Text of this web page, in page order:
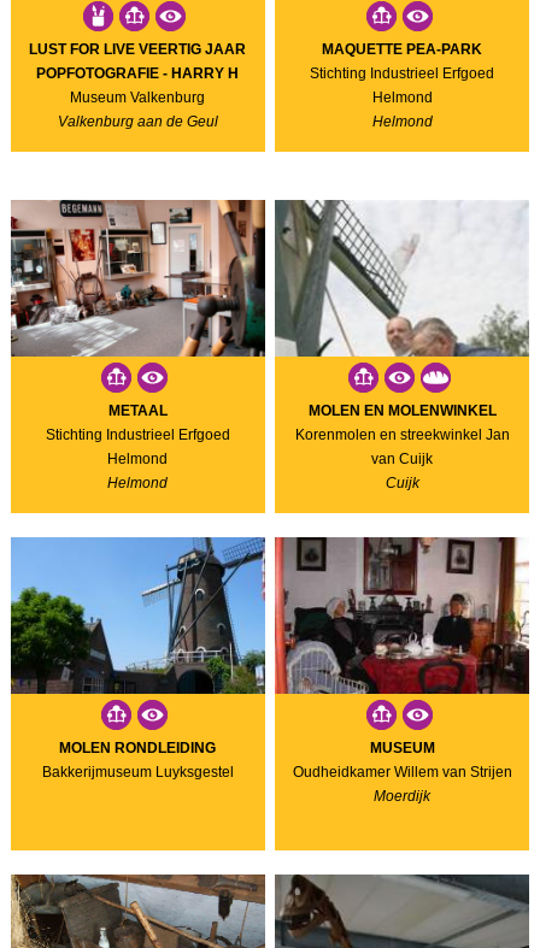
LUST FOR LIVE VEERTIG JAAR
POPFOTOGRAFIE - HARRY H
Museum Valkenburg
Valkenburg aan de Geul
MAQUETTE PEA-PARK
Stichting Industrieel Erfgoed
Helmond
Helmond
METAAL
Stichting Industrieel Erfgoed
Helmond
Helmond
MOLEN EN MOLENWINKEL
Korenmolen en streekwinkel Jan
van Cuijk
Cuijk
MOLEN RONDLEIDING
Bakkerijmuseum Luyksgestel
MUSEUM
Oudheidkamer Willem van Strijen
Moerdijk